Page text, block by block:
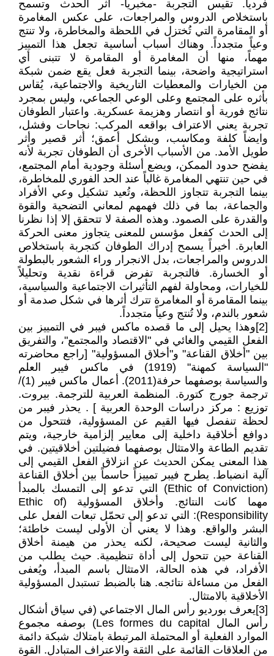
فردياً. تقيس التجربة -مخبرياً- أثر الحدث وتسمح
باستخلاص الدروس والمراجعات، على عكس المغامرة
أو المقامرة التي تُختزل في اللحظة والمخاطرة، ولا تنتج
وعياً متجدداً. وهناك أسباب أساسية تجعل هذا التمييز
مهماً، منها أن المغامرة أو المقامرة لا تتبنى أي
استراتيجية واضحة، بينما التجربة فعل يقع ضمن شبكة
من الخيارات والمعطيات التاريخية والاجتماعية، يُقاس
بأثره على المجتمع وعلى الوعي الجماعي، وليس بمجرد
نتائج فورية أو انتصار وهزيمة عسكرية. واعتبار الطوفان
تجربة يعني الاعتراف بواقعه المركب: نجاحات وفشل،
وايضاً كلفة ومكاسب، وبشكل أعمق؛ أثر قصير وأثر
طويل الأمد. من الأسباب الأخرى أن الطوفان تجربة لأنه
يفضح حدود الممكن، ويضع أسئلة وجودية أمام المجتمع،
في حين تنتهي المغامرة غالباً عند الحد الفوري للمخاطرة،
بينما التجربة تتجاوز اللحظة، وتُعيد تشكيل وعي الأفراد
والجماعة، بما في ذلك فهمهم لمعاني التضحية والقوة
والقدرة على الصمود. وهذه الصفة لا تتحقق إلا إذا نظرنا
إلى الحدث كفعل مؤسس للمعنى يتجاوز معنى الحركة
العابرة. أخيراً يسمح إدراك الطوفان كتجربة باستخلاص
الدروس والمراجعات، بدل الانجرار وراء الشعور بالبطولة
أو الخسارة. فالتجربة تفرض قراءة نقدية وتحليلاً
للخيارات، ومحاولة لفهم التأثيرات الاجتماعية والسياسية،
بينما المقامرة أو المغامرة تترك أثرها في شكل صدمة أو
شعور بالندم، ولا تُنتج وعياً متجدداً.
[2]وهذا يحيل إلى ما قصده ماكس فيبر في التمييز بين
الفعل القيمي والغائي في "الاقتصاد والمجتمع"، والتفريق
بين "أخلاق القناعة" و"أخلاق المسؤولية" [راجع محاضرته
"السياسة كمهنة" (1919) في ماكس فيبر العلم
والسياسة بوصفهما حرفة(2011). أعمال ماكس فيبر (1)/
ترجمة جورج كتورة. المنظمة العربية للترجمة. بيروت.
توزيع : مركز دراسات الوحدة العربية ] . يحذر فيبر من
لحظة تنفصل فيها القيم عن المسؤولية، فتتحول من
دوافع أخلاقية داخلية إلى معايير إلزامية خارجية، ويتم
تقديم الطاعة والامتثال بوصفهما فضيلتين أخلاقيتين. في
هذا المعنى يمكن الحديث عن انزلاق الفعل القيمي إلى
آلية انضباط. يطرح فيبر تمييزاً حاسماً بين أخلاق القناعة
(Ethic of Conviction) التي تدعو إلى التمسك بالمبدأ
مهما كانت النتائج. وأخلاق المسؤولية (Ethic of
Responsibility): التي تدعو إلى تحمّل تبعات الفعل على
البشر والواقع. وهذا لا يعني أن الأولى ليست خاطئة؛
والثانية ليست صحيحة، لكنه يحذر من هيمنة أخلاق
القناعة حين تتحول إلى أداة تنظيمية. حيث يطلب من
الأفراد، في هذه الحالة، الامتثال باسم المبدأ، ويُعفى
الفعل من مساءلة نتائجه. هنا بالضبط تستبدل المسؤولية
الأخلاقية بالامتثال.
[3]يعرف بورديو رأس المال الاجتماعي (في سياق أشكال
رأس المال Les formes du capital) بوصفه مجموع
الموارد الفعلية أو المحتملة المرتبطة بامتلاك شبكة دائمة
من العلاقات القائمة على الثقة والاعتراف المتبادل. القوة